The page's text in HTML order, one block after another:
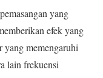
yang
efek yang
yang memengaruhi
lain frekuensi